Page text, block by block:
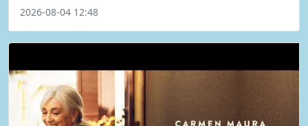
2026-08-04 12:48